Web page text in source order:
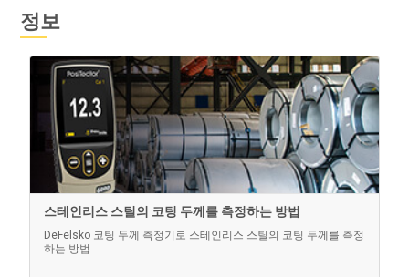
정보
스테인리스 스틸의 코팅 두께를 측정하는 방법
DeFelsko 코팅 두께 측정기로 스테인리스 스틸의 코팅 두께를 측정
하는 방법